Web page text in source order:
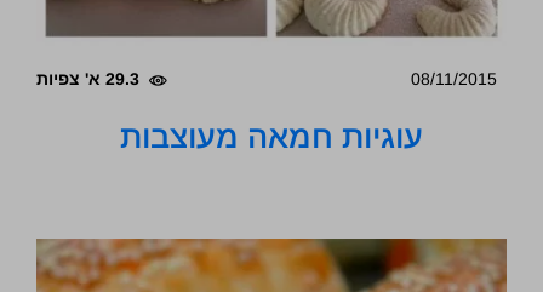
08/11/2015 29.3 א' צפיות
עוגיות חמאה מעוצבות